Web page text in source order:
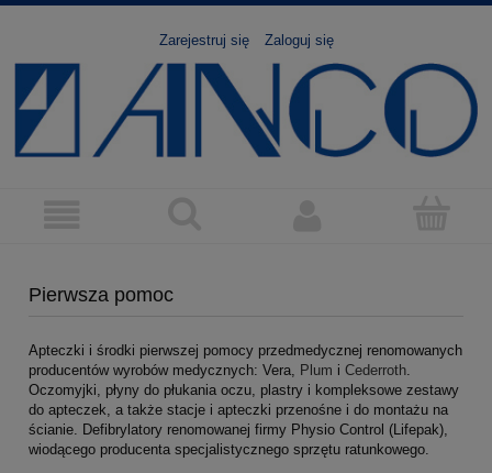
Zarejestruj się Zaloguj się
Pierwsza pomoc
Apteczki i środki pierwszej pomocy przedmedycznej renomowanych
producentów wyrobów medycznych: Vera, Plum i Cederroth.
Oczomyjki, płyny do płukania oczu, plastry i kompleksowe zestawy
do apteczek, a także stacje i apteczki przenośne i do montażu na
ścianie. Defibrylatory renomowanej firmy Physio Control (Lifepak),
wiodącego producenta specjalistycznego sprzętu ratunkowego.